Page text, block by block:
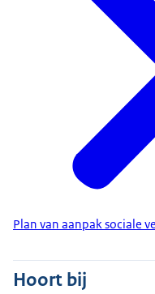
Plan van aanpak sociale
Hoort bij